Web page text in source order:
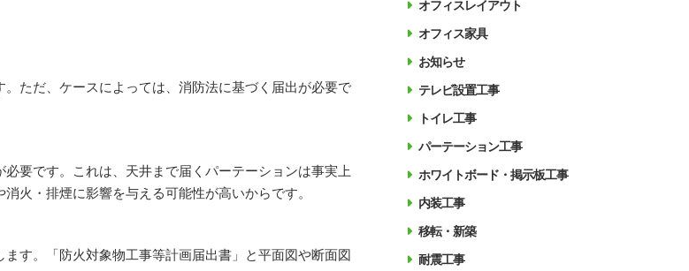
ただ、ケースによっては、消防法に基づく届出が必要で
要です。これは、天井まで届くパーテーションは事実上
火・排煙に影響を与える可能性が高いからです。
す。「防火対象物工事等計画届出書」と平面図や断面図
オフィスレイアウト
オフィス家具
お知らせ
テレビ設置工事
トイレ工事
パーテーション工事
ホワイトボード・掲示板工事
内装工事
移転・新築
耐震工事